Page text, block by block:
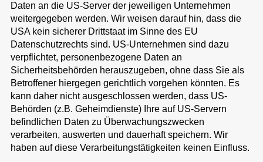
Daten an die US-Server der jeweiligen Unternehmen
weitergegeben werden. Wir weisen darauf hin, dass die
USA kein sicherer Drittstaat im Sinne des EU
Datenschutzrechts sind. US-Unternehmen sind dazu
verpflichtet, personenbezogene Daten an
Sicherheitsbehörden herauszugeben, ohne dass Sie als
Betroffener hiergegen gerichtlich vorgehen könnten. Es
kann daher nicht ausgeschlossen werden, dass US-
Behörden (z.B. Geheimdienste) Ihre auf US-Servern
befindlichen Daten zu Überwachungszwecken
verarbeiten, auswerten und dauerhaft speichern. Wir
haben auf diese Verarbeitungstätigkeiten keinen Einfluss.